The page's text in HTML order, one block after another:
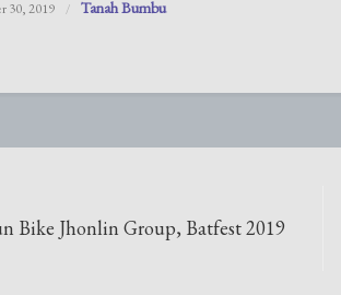
30, 2019 Tanah Bumbu
Bike Jhonlin Group, Batfest 2019